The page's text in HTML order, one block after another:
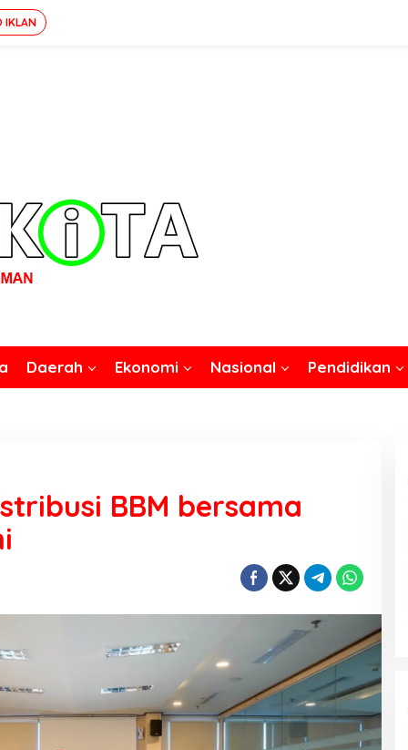
IKLAN
Daerah Ekonomi Nasional Pendidikan
BBM bersama
KEMARAU, ANTARA SUNNATULLAH
DAN MUHASABAH